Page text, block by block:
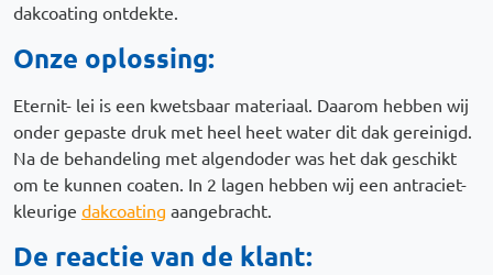
dakcoating ontdekte.
Onze oplossing:
Eternit- lei is een kwetsbaar materiaal. Daarom hebben wij
onder gepaste druk met heel heet water dit dak gereinigd.
Na de behandeling met algendoder was het dak geschikt
om te kunnen coaten. In 2 lagen hebben wij een antraciet-
kleurige dakcoating aangebracht.
De reactie van de klant: